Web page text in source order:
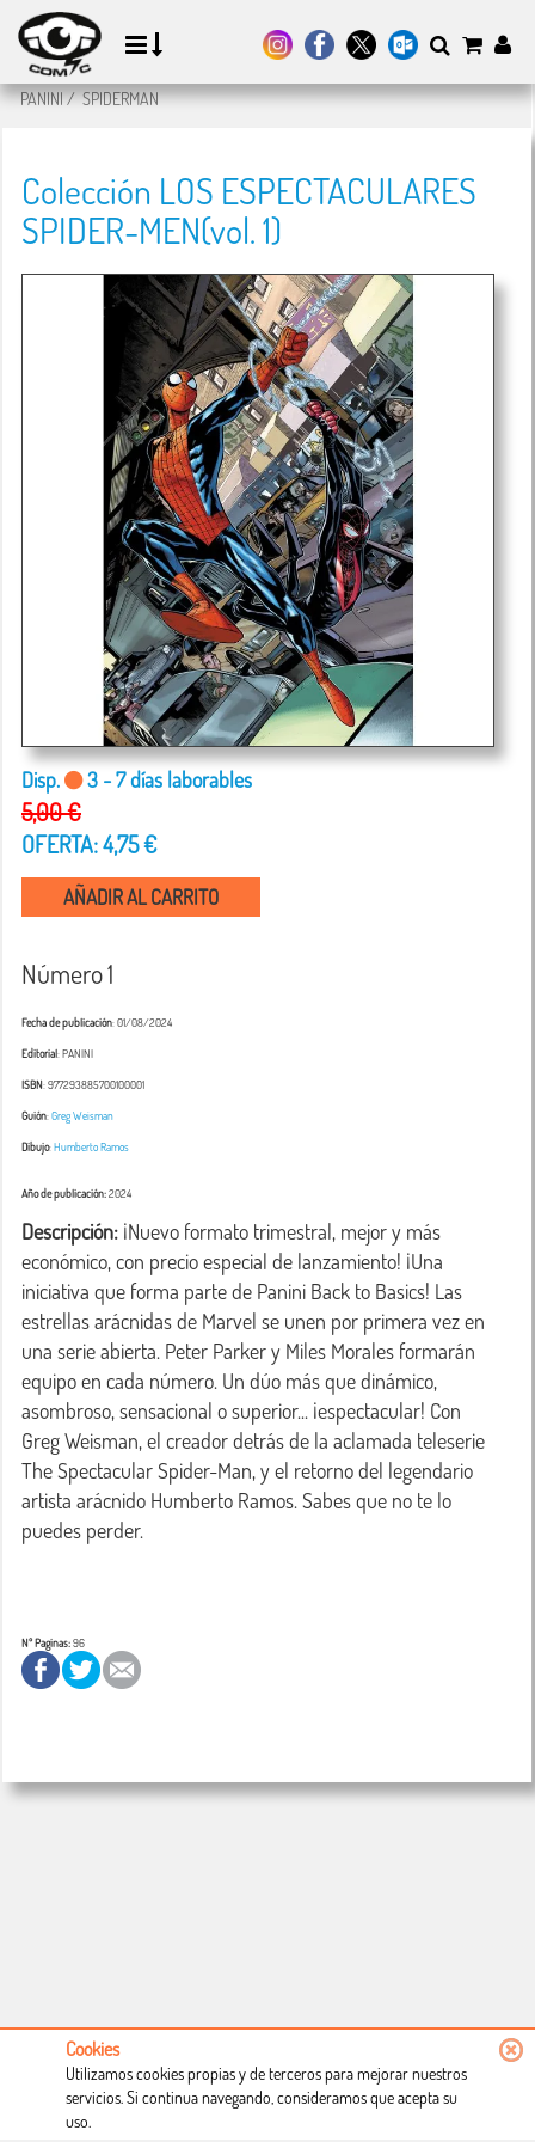
PANINI/SPIDERMAN
Colección LOS ESPECTACULARES
SPIDER-MEN(vol. 1)
Disp. 3 - 7 días laborables
5,00 €
OFERTA: 4,75 €
AÑADIR AL CARRITO
Número 1
Fecha de publicación: 01/08/2024
Editorial: PANINI
ISBN: 977293885700100001
Guión:Greg Weisman
Dibujo:Humberto Ramos
Año de publicación:2024
Descripción: ¡Nuevo formato trimestral, mejor y más
económico, con precio especial de lanzamiento! ¡Una
iniciativa que forma parte de Panini Back to Basics! Las
estrellas arácnidas de Marvel se unen por primera vez en
una serie abierta. Peter Parker y Miles Morales formarán
equipo en cada número. Un dúo más que dinámico,
asombroso, sensacional o superior... ¡espectacular! Con
Greg Weisman, el creador detrás de la aclamada teleserie
The Spectacular Spider-Man, y el retorno del legendario
artista arácnido Humberto Ramos. Sabes que no te lo
puedes perder.
Nº Paginas:96
Condiciones de uso
Cookies
Utilizamos cookies propias y de terceros para mejorar nuestros
servicios. Si continua navegando, consideramos que acepta su
uso.